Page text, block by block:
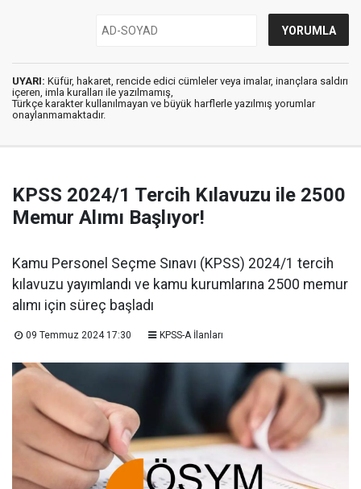
UYARI: Küfür, hakaret, rencide edici cümleler veya imalar, inançlara saldırı
içeren, imla kuralları ile yazılmamış,
Türkçe karakter kullanılmayan ve büyük harflerle yazılmış yorumlar
onaylanmamaktadır.
KPSS 2024/1 Tercih Kılavuzu ile 2500
Memur Alımı Başlıyor!
Kamu Personel Seçme Sınavı (KPSS) 2024/1 tercih
kılavuzu yayımlandı ve kamu kurumlarına 2500 memur
alımı için süreç başladı
09 Temmuz 2024 17:30 KPSS-A İlanları